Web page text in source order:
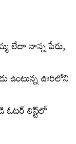
లేదా నాన్న పేరు,
ఉంటున్న ఊరిలోని
ఓటర్ లిస్ట్‌లో